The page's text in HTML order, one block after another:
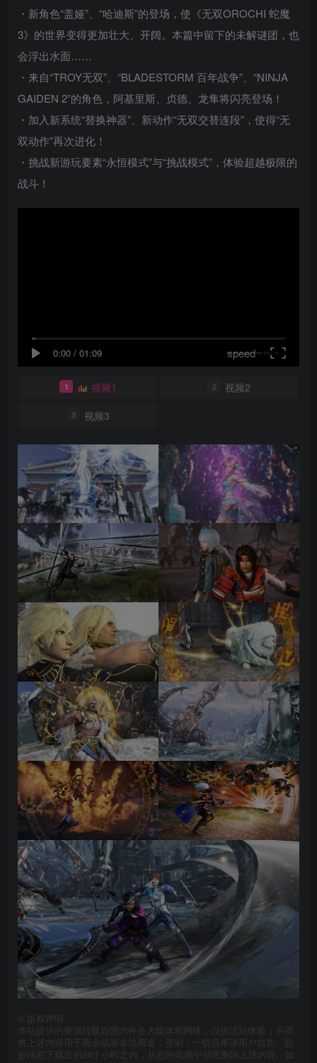
・新角色“盖娅”、“哈迪斯”的登场，使《无双OROCHI 蛇魔
3》的世界变得更加壮大、开阔。本篇中留下的未解谜团，也
会浮出水面……
・来自“TROY无双”、“BLADESTORM 百年战争”、“NINJA
GAIDEN 2”的角色，阿基里斯、贞德、龙隼将闪亮登场！
・加入新系统“替换神器”、新动作“无双交替连段”，使得“无
双动作”再次进化！
・挑战新游玩要素“永恒模式”与“挑战模式”，体验超越极限的
战斗！
0:00 / 01:09 speed
1 视频1 2 视频2
3 视频3
版权声明
本站提供的资源转载自国内外各大媒体和网络，仅供试玩体验；不得
将上述内容用于商业或者非法用途，否则，一切后果请用户自负。您
必须在下载后的24个小时之内，从您的电脑中彻底删除上述内容。如